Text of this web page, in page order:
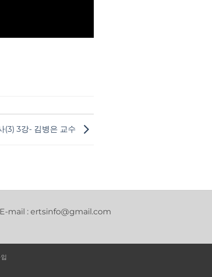
(3) 3강- 김병은 교수
mail : ertsinfo@gmail.com